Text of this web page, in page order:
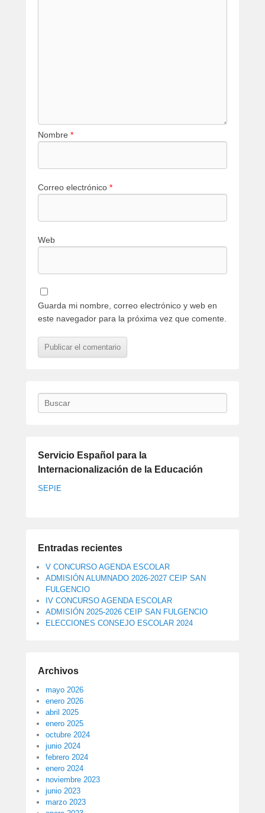
Nombre *
Correo electrónico *
Web
Guarda mi nombre, correo electrónico y web en
este navegador para la próxima vez que comente.
Buscar
Servicio Español para la
Internacionalización de la Educación
SEPIE
Entradas recientes
V CONCURSO AGENDA ESCOLAR
ADMISIÓN ALUMNADO 2026-2027 CEIP SAN
FULGENCIO
IV CONCURSO AGENDA ESCOLAR
ADMISIÓN 2025-2026 CEIP SAN FULGENCIO
ELECCIONES CONSEJO ESCOLAR 2024
Archivos
mayo 2026
enero 2026
abril 2025
enero 2025
octubre 2024
junio 2024
febrero 2024
enero 2024
noviembre 2023
junio 2023
marzo 2023